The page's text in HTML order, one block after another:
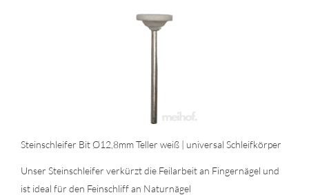
Stein­schlei­fer Bit Ø12,8mm Tel­ler weiß | uni­ver­sal Schleif­kör­per
Unser Stein­schlei­fer ver­kürzt die Feil­ar­beit an Fin­ger­nä­gel und
ist ideal für den Fein­schliff an Na­tur­nä­gel